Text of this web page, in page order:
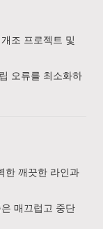
조 프로젝트 및
오류를 최소화하
한 깨끗한 라인과
매끄럽고 중단